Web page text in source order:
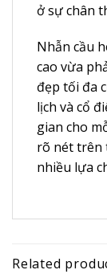
ở sự chân
Nhẫn cầu
cao vừa
đẹp tối đa
lịch và cổ
gian cho
rõ nét trên
nhiều lựa
Related